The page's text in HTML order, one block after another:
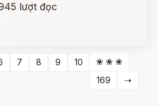
lượt đọc
7 8 9 10
❀ ❀ ❀
169
⇢